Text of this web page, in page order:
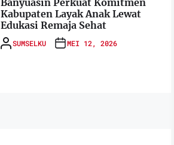
Banyuasin Perkuat Komitmen
Kabupaten Layak Anak Lewat
Edukasi Remaja Sehat
SUMSELKU MEI 12, 2026